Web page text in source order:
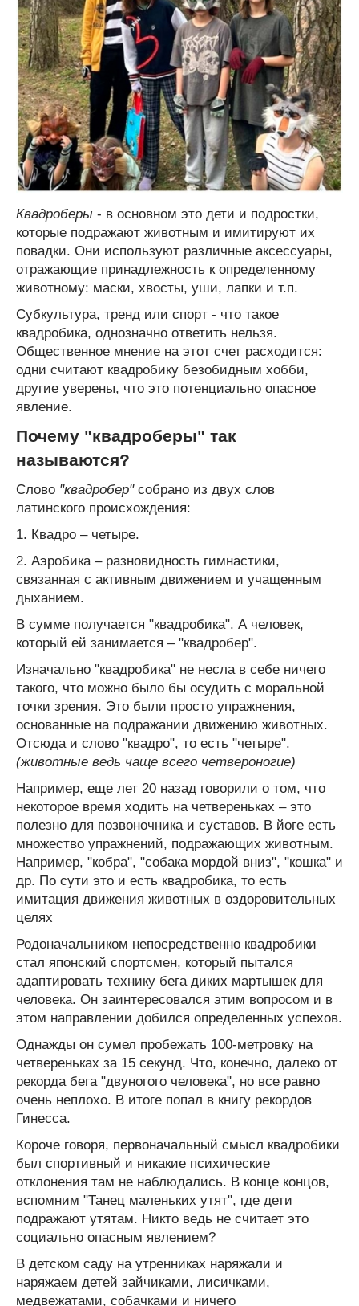
Квадроберы - в основном это дети и подростки,
которые подражают животным и имитируют их
повадки. Они используют различные аксессуары,
отражающие принадлежность к определенному
животному: маски, хвосты, уши, лапки и т.п.
Субкультура, тренд или спорт - что такое
квадробика, однозначно ответить нельзя.
Общественное мнение на этот счет расходится:
одни считают квадробику безобидным хобби,
другие уверены, что это потенциально опасное
явление.
Почему "квадроберы" так
называются?
Слово "квадробер"собрано из двух слов
латинского происхождения:
1. Квадро – четыре.
2. Аэробика – разновидность гимнастики,
связанная с активным движением и учащенным
дыханием.
В сумме получается "квадробика". А человек,
который ей занимается – "квадробер".
Изначально "квадробика" не несла в себе ничего
такого, что можно было бы осудить с моральной
точки зрения. Это были просто упражнения,
основанные на подражании движению животных.
Отсюда и слово "квадро", то есть "четыре".
(животные ведь чаще всего четвероногие)
Например, еще лет 20 назад говорили о том, что
некоторое время ходить на четвереньках – это
полезно для позвоночника и суставов. В йоге есть
множество упражнений, подражающих животным.
Например, "кобра", "собака мордой вниз", "кошка" и
др. По сути это и есть квадробика, то есть
имитация движения животных в оздоровительных
целях
Родоначальником непосредственно квадробики
стал японский спортсмен, который пытался
адаптировать технику бега диких мартышек для
человека. Он заинтересовался этим вопросом и в
этом направлении добился определенных успехов.
Однажды он сумел пробежать 100-метровку на
четвереньках за 15 секунд. Что, конечно, далеко от
рекорда бега "двуногого человека", но все равно
очень неплохо. В итоге попал в книгу рекордов
Гинесса.
Короче говоря, первоначальный смысл квадробики
был спортивный и никакие психические
отклонения там не наблюдались. В конце концов,
вспомним "Танец маленьких утят", где дети
подражают утятам. Никто ведь не считает это
социально опасным явлением?
В детском саду на утренниках наряжали и
наряжаем детей зайчиками, лисичками,
медвежатами, собачками и ничего